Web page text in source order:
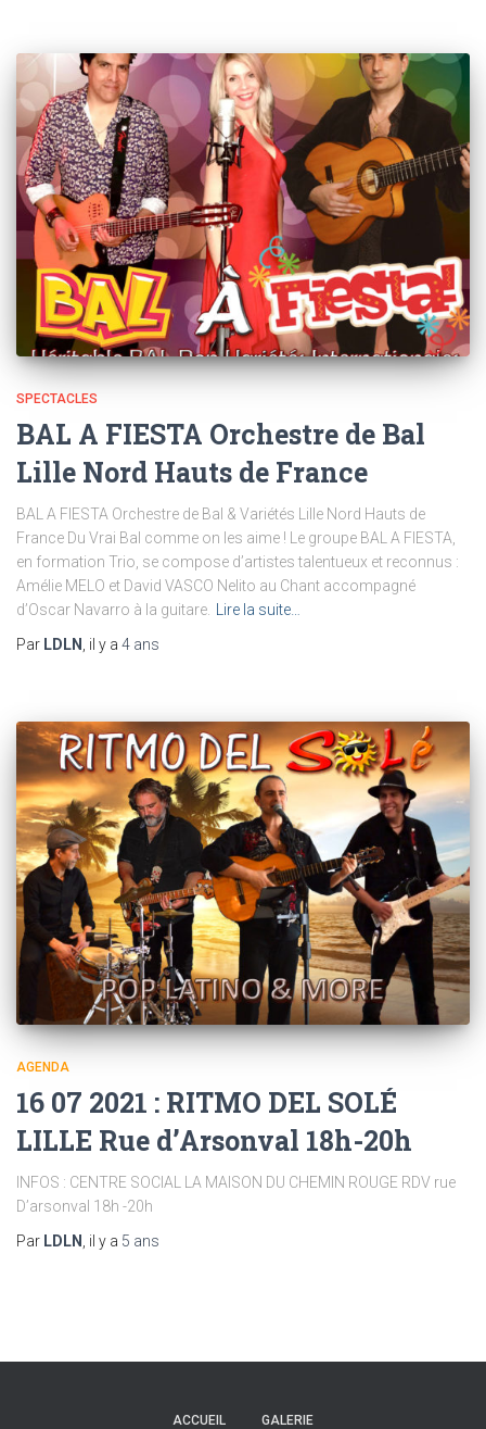
SPECTACLES
BAL A FIESTA Orchestre de Bal
Lille Nord Hauts de France
BAL A FIESTA Orchestre de Bal & Variétés Lille Nord Hauts de
France Du Vrai Bal comme on les aime ! Le groupe BAL A FIESTA,
en formation Trio, se compose d’artistes talentueux et reconnus :
Amélie MELO et David VASCO Nelito au Chant accompagné
d’Oscar Navarro à la guitare.
Lire la suite…
Par LDLN , il y a 4 ans
AGENDA
16 07 2021 : RITMO DEL SOLÉ
LILLE Rue d’Arsonval 18h-20h
INFOS : CENTRE SOCIAL LA MAISON DU CHEMIN ROUGE RDV rue
D’arsonval 18h -20h
Par LDLN , il y a 5 ans
ACCUEIL GALERIE